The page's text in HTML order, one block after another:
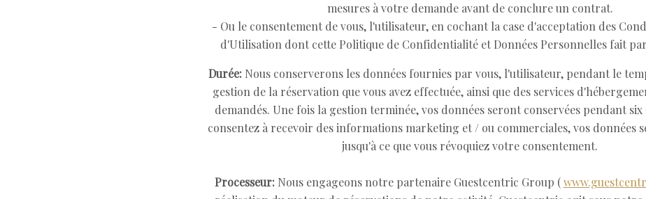
mesures à votre demande avant de conclure un contrat.
- Ou le consentement de vous, l'utilisateur, en cochant la case d'acceptation des
d'Utilisation dont cette Politique de Confidentialité et Données Personnelles fait
Durée:Nous conserverons les données fournies par vous, l'utilisateur, pendant le
gestion de la réservation que vous avez effectuée, ainsi que des services
demandés. Une fois la gestion terminée, vos données seront conservées pendant six
consentez à recevoir des informations marketing et / ou commerciales, vos données
jusqu'à ce que vous révoquiez votre consentement.
Processeur:Nous engageons notre partenaire Guestcentric Group (